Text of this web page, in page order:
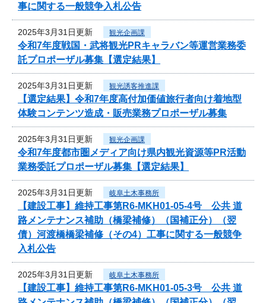
事に関する一般競争入札公告
2025年3月31日更新 観光企画課
令和7年度戦国・武将観光PRキャラバン等運営業務委
託プロポーザル募集【選定結果】
2025年3月31日更新 観光誘客推進課
【選定結果】令和7年度高付加価値旅行者向け着地型
体験コンテンツ造成・販売業務プロポーザル募集
2025年3月31日更新 観光企画課
令和7年度都市圏メディア向け県内観光資源等PR活動
業務委託プロポーザル募集【選定結果】
2025年3月31日更新 岐阜土木事務所
【建設工事】維持工事第R6-MKH01-05-4号 公共 道
路メンテナンス補助（橋梁補修）（国補正分）（翌
債）河渡橋橋梁補修（その4）工事に関する一般競争
入札公告
2025年3月31日更新 岐阜土木事務所
【建設工事】維持工事第R6-MKH01-05-3号 公共 道